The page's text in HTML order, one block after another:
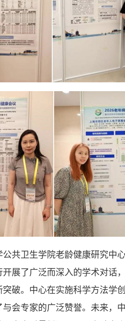
共卫生学院老龄健康研究中
展了广泛而深入的学术对话
破。中心在实施科学方法学
会专家的广泛赞誉。未来，